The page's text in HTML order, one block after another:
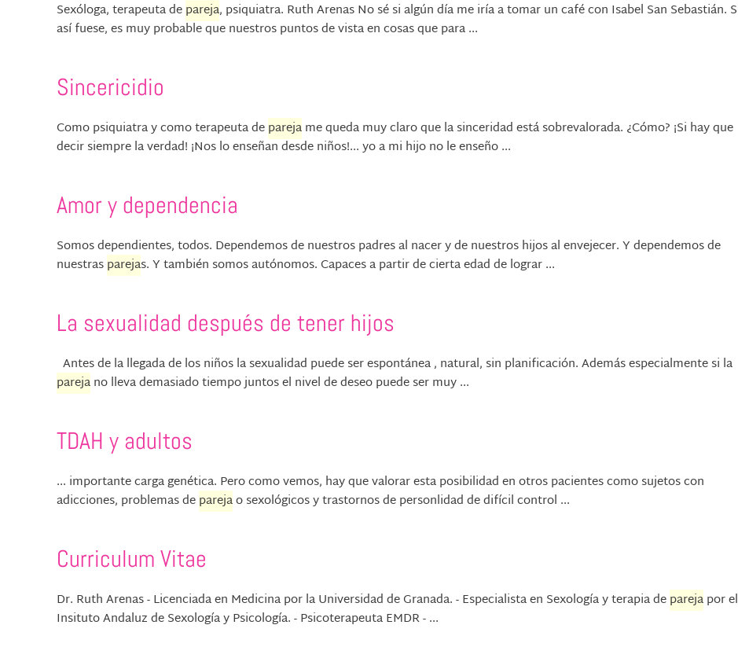
Sexóloga, terapeuta depareja, psiquiatra. Ruth Arenas No sé si algún día me iría a tomar un café con Isabel San Sebastián.
así fuese, es muy probable que nuestros puntos de vista en cosas que para ...
Sincericidio
Como psiquiatra y como terapeuta deparejame queda muy claro que la sinceridad está sobrevalorada. ¿Cómo? ¡Si hay que
decir siempre la verdad! ¡Nos lo enseñan desde niños!... yo a mi hijo no le enseño ...
Amor y dependencia
Somos dependientes, todos. Dependemos de nuestros padres al nacer y de nuestros hijos al envejecer. Y dependemos de
nuestrasparejas. Y también somos autónomos. Capaces a partir de cierta edad de lograr ...
La sexualidad después de tener hijos
Antes de la llegada de los niños la sexualidad puede ser espontánea , natural, sin planificación. Además especialmente si la
parejano lleva demasiado tiempo juntos el nivel de deseo puede ser muy ...
TDAH y adultos
... importante carga genética. Pero como vemos, hay que valorar esta posibilidad en otros pacientes como sujetos con
adicciones, problemas deparejao sexológicos y trastornos de personlidad de difícil control ...
Curriculum Vitae
Dr. Ruth Arenas - Licenciada en Medicina por la Universidad de Granada. - Especialista en Sexología y terapia deparejapor el
Insituto Andaluz de Sexología y Psicología. - Psicoterapeuta EMDR - ...